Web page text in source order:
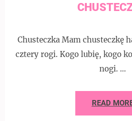
Chusteczka Mam chusteczkę
cztery rogi. Kogo lubię, kogo
nogi. …
READ